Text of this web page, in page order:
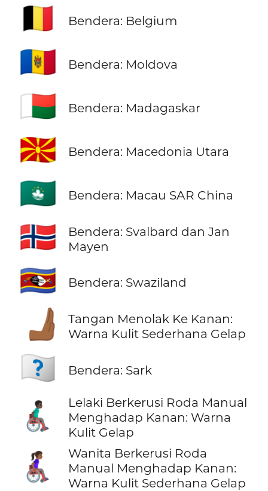
🇧🇪 Bendera: Belgium
🇲🇩 Bendera: Moldova
🇲🇬 Bendera: Madagaskar
🇲🇰 Bendera: Macedonia Utara
🇲🇴 Bendera: Macau SAR China
🇸🇯
Bendera: Svalbard dan Jan
Mayen
🇸🇿 Bendera: Swaziland
🫸🏾
Tangan Menolak Ke Kanan:
Warna Kulit Sederhana Gelap
🇨🇶 Bendera: Sark
👨🏿‍🦽‍➡️
Lelaki Berkerusi Roda Manual
Menghadap Kanan: Warna
Kulit Gelap
👩🏾‍🦽‍➡️
Wanita Berkerusi Roda
Manual Menghadap Kanan:
Warna Kulit Sederhana Gelap